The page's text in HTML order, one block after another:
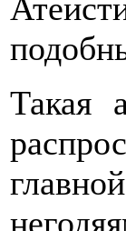
Такая